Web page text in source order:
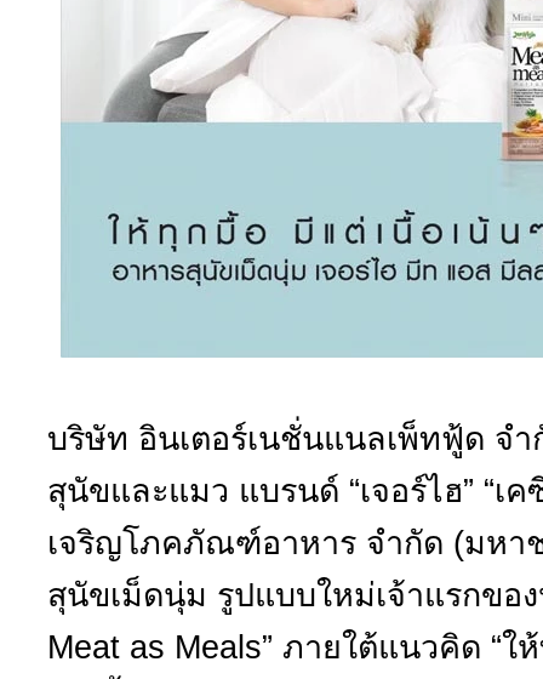
บริษัท อินเตอร์เนชั่นแนลเพ็ทฟู้ด จ
สุนัขและแมว แบรนด์ “เจอร์ไฮ” “เ
เจริญโภคภัณฑ์อาหาร จำกัด (มหา
สุนัขเม็ดนุ่ม รูปแบบใหม่เจ้าแรกขอ
Meat as Meals” ภายใต้แนวคิด “ใ